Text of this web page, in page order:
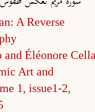
A Reverse
Éléonore
Art and
1, issue1-2,